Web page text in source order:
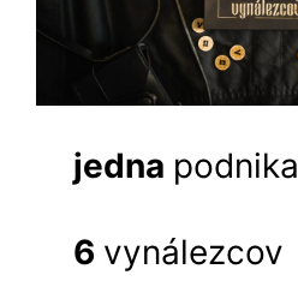
jedna
6 vynálezcov